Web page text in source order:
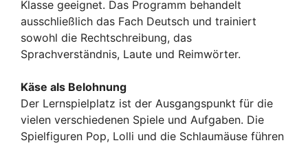
Klasse geeignet. Das Programm behandelt
ausschließlich das Fach Deutsch und trainiert
sowohl die Rechtschreibung, das
Sprachverständnis, Laute und Reimwörter.
Käse als Belohnung
Der Lernspielplatz ist der Ausgangspunkt für die
vielen verschiedenen Spiele und Aufgaben. Die
Spielfiguren Pop, Lolli und die Schlaumäuse führen